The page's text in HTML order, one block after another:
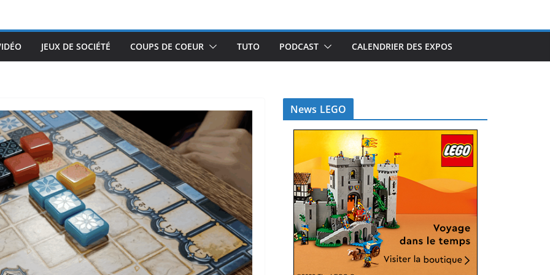
JEUX DE SOCIÉTÉ COUPS DE COEUR TUTO PODCAST CALENDRIER DES EXPOS
News LEGO